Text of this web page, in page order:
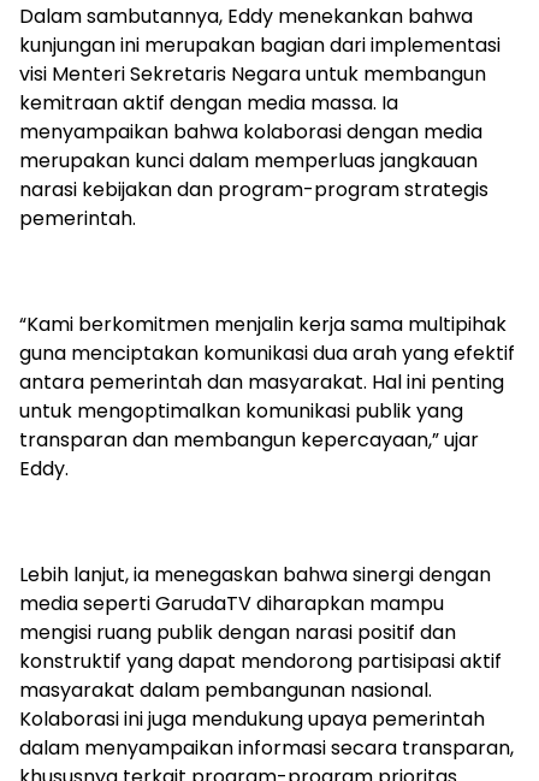
Dalam sambutannya, Eddy menekankan bahwa
kunjungan ini merupakan bagian dari implementasi
visi Menteri Sekretaris Negara untuk membangun
kemitraan aktif dengan media massa. Ia
menyampaikan bahwa kolaborasi dengan media
merupakan kunci dalam memperluas jangkauan
narasi kebijakan dan program-program strategis
pemerintah.
“Kami berkomitmen menjalin kerja sama multipihak
guna menciptakan komunikasi dua arah yang efektif
antara pemerintah dan masyarakat. Hal ini penting
untuk mengoptimalkan komunikasi publik yang
transparan dan membangun kepercayaan,” ujar
Eddy.
Lebih lanjut, ia menegaskan bahwa sinergi dengan
media seperti GarudaTV diharapkan mampu
mengisi ruang publik dengan narasi positif dan
konstruktif yang dapat mendorong partisipasi aktif
masyarakat dalam pembangunan nasional.
Kolaborasi ini juga mendukung upaya pemerintah
dalam menyampaikan informasi secara transparan,